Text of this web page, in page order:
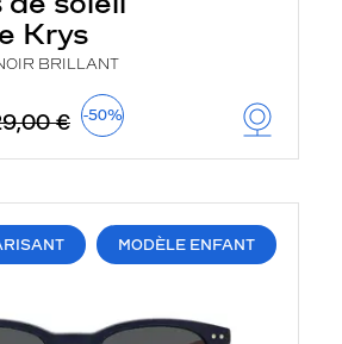
Krys
BRILLANT
€ -50%
MODÈLE ENFANT